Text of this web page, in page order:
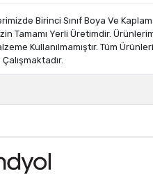
Birinci Sınıf Boya Ve
Tamamı Yerli Üretimdir.
Kullanılmamıştır. Tüm